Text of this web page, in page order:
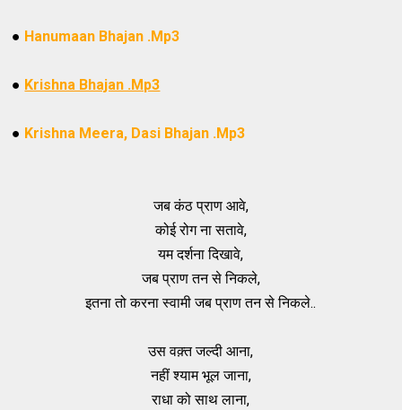
● Hanumaan Bhajan .Mp3
● Krishna Bhajan .Mp3
● Krishna Meera, Dasi Bhajan .Mp3
जब कंठ प्राण आवे,
कोई रोग ना सतावे,
यम दर्शना दिखावे,
जब प्राण तन से निकले,
इतना तो करना स्वामी जब प्राण तन से निकले..
उस वक़्त जल्दी आना,
नहीं श्याम भूल जाना,
राधा को साथ लाना,